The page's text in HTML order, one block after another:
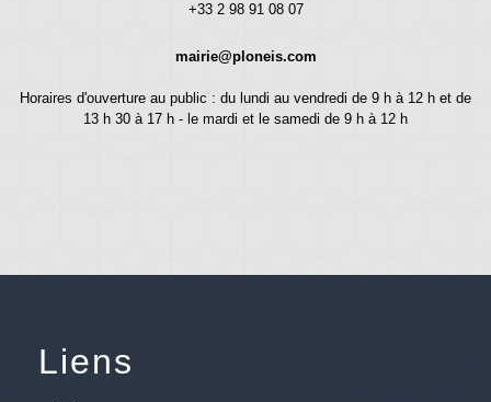
+33 2 98 91 08 07
mairie@ploneis.com
Horaires d'ouverture au public : du lundi au vendredi de 9 h à 12 h et de
13 h 30 à 17 h - le mardi et le samedi de 9 h à 12 h
Liens